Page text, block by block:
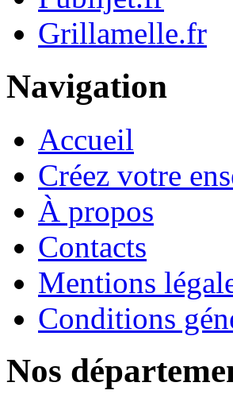
Grillamelle.fr
Navigation
Accueil
Créez votre
À propos
Contacts
Mentions
Conditions
Nos